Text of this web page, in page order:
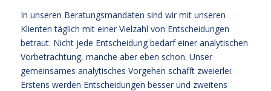
In unseren Beratungsmandaten sind wir mit unseren
Klienten täglich mit einer Vielzahl von Entscheidungen
betraut. Nicht jede Entscheidung bedarf einer analytischen
Vorbetrachtung, manche aber eben schon. Unser
gemeinsames analytisches Vorgehen schafft zweierlei:
Erstens werden Entscheidungen besser und zweitens